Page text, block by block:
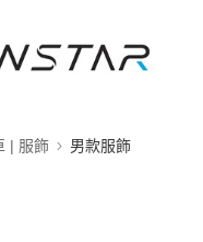
| 服飾 男款服飾